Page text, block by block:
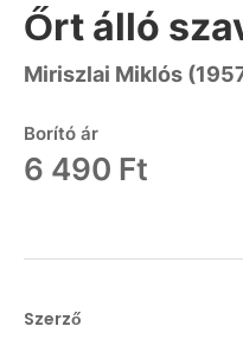
Őrt álló
Miriszlai Miklós
Borító ár
6 490 Ft
Szerző